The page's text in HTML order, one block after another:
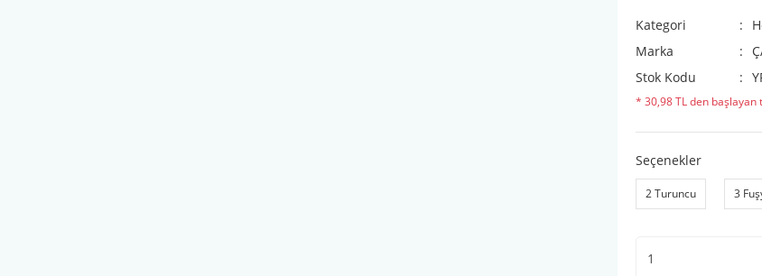
Kategori
Marka
Stok Kodu
* 30,98 TL den başlayan
Seçenekler
2 Turuncu 3